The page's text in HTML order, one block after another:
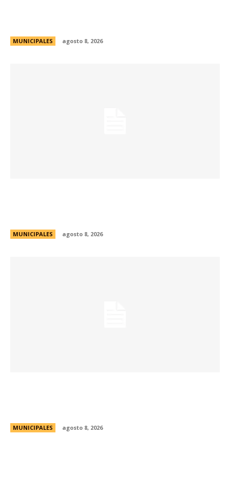
MUNICIPALES agosto 8, 2026
MUNICIPALES agosto 8, 2026
MUNICIPALES agosto 8, 2026